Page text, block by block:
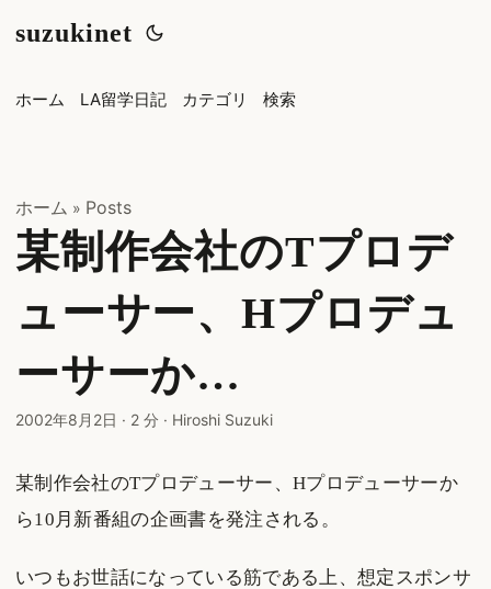
suzukinet
ホーム LA留学日記 カテゴリ 検索
ホーム » Posts
某制作会社のTプロデ
ューサー、Hプロデュ
ーサーか…
2002年8月2日 · 2 分 · Hiroshi Suzuki
某制作会社のTプロデューサー、Hプロデューサーか
ら10月新番組の企画書を発注される。
いつもお世話になっている筋である上、想定スポンサ